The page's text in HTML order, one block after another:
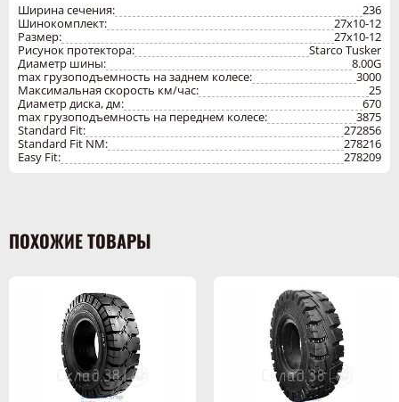
Скорость, (макс.
км/ч)
Ширина диска, мм
/дюим
8
Ширина сечения
236
Производитель
STARCO Lanka (PVT) Ltd.
Цельнолитые шины (гусматик) для вилочных погрузчиков
шину 250-15 /NONMARK STD/ STARCO TUSKER 7" лучше
применять на хороших промышленных полах.
поверхностях. Шина может иметь несколько способов посадки:
стандарт или замок.
Высокое качество шины 250-15 /NONMARK STD/ STARCO TUSKER
7" подтверждено гарантией поставщика. Все производства
сертифицированы. Продукция полностью соответствует
международным стандартам.
Ширина сечения:
236
Шинокомплект:
27х10-12
Размер:
27x10-12
Рисунок протектора:
Starco Tusker
Диаметр шины:
8.00G
max грузоподъемность на заднем колесе:
3000
Максимальная скорость км/час:
25
Диаметр диска, дм:
670
max грузоподъемность на переднем колесе:
3875
Standard Fit:
272856
Standard Fit NM:
278216
Easy Fit:
278209
ПОХОЖИЕ ТОВАРЫ